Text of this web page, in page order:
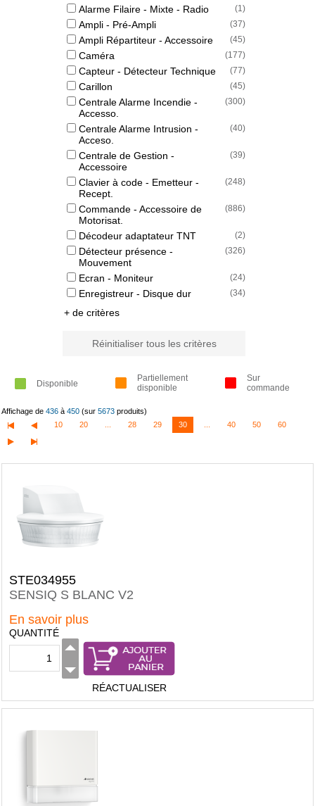
Alarme Filaire - Mixte - Radio (1)
Ampli - Pré-Ampli (37)
Ampli Répartiteur - Accessoire (45)
Caméra (177)
Capteur - Détecteur Technique (77)
Carillon (45)
Centrale Alarme Incendie -
Accesso.
(300)
Centrale Alarme Intrusion -
Acceso.
(40)
Centrale de Gestion -
Accessoire
(39)
Clavier à code - Emetteur -
Recept.
(248)
Commande - Accessoire de
Motorisat.
(886)
Décodeur adaptateur TNT (2)
Détecteur présence -
Mouvement
(326)
Ecran - Moniteur (24)
Enregistreur - Disque dur (34)
+ de critères
Réinitialiser tous les critères
Disponible
Partiellement
disponible
Sur
commande
Affichage de 436 à 450 (sur 5673 produits)
10
20 28 29 30 40 50 60
STE034955
SENSIQ S BLANC V2
En savoir plus
QUANTITÉ
RÉACTUALISER